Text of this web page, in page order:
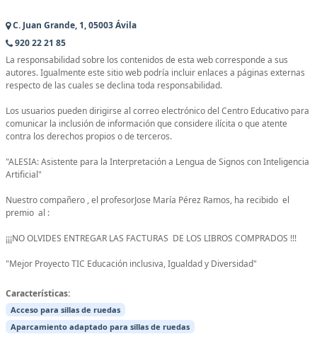
C. Juan Grande, 1, 05003 Ávila
920 22 21 85
La responsabilidad sobre los contenidos de esta web corresponde a sus
autores. Igualmente este sitio web podría incluir enlaces a páginas externas
respecto de las cuales se declina toda responsabilidad.
Los usuarios pueden dirigirse al correo electrónico del Centro Educativo para
comunicar la inclusión de información que considere ilícita o que atente
contra los derechos propios o de terceros.
"ALESIA: Asistente para la Interpretación a Lengua de Signos con Inteligencia
Artificial"
Nuestro compañero , el profesorJose María Pérez Ramos, ha recibido el
premio al :
¡¡¡NO OLVIDES ENTREGAR LAS FACTURAS DE LOS LIBROS COMPRADOS !!!
"Mejor Proyecto TIC Educación inclusiva, Igualdad y Diversidad"
Características:
Acceso para sillas de ruedas
Aparcamiento adaptado para sillas de ruedas